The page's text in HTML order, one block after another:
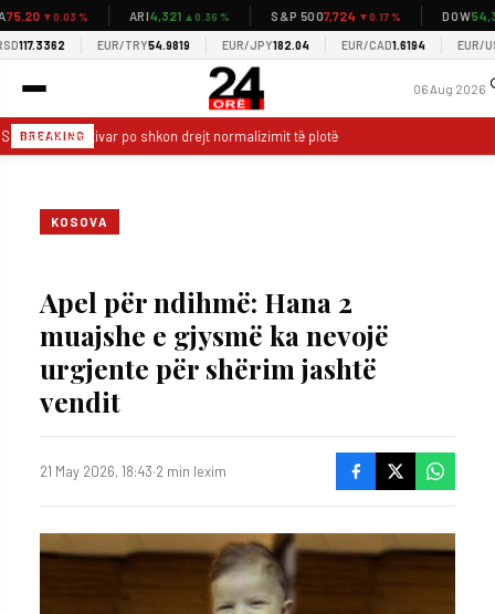
▼0.03 % ARI4,321▲0.36 % S&P 5007,724▼0.17 % DOW
117.3362 EUR/TRY54.9819 EUR/JPY182.04 EUR/CAD1.6194 EUR/USD
06 Aug 2026
BREAKING
në Gostivar po shkon drejt normalizimit të plotë
KOSOVA
Apel për ndihmë: Hana 2
muajshe e gjysmë ka nevojë
urgjente për shërim jashtë
vendit
21 May 2026, 18:43·2 min lexim